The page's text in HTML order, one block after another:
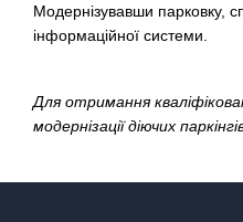
Модернізувавши парковку,
інформаційної системи.
Для отримання
модернізації діючих